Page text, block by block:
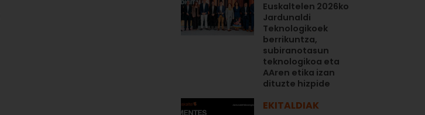
Euskaltelen 2026ko
Jardunaldi
Teknologikoek
berrikuntza,
subiranotasun
teknologikoa eta
AAren etika izan
dituzte hizpide
EKITALDIAK